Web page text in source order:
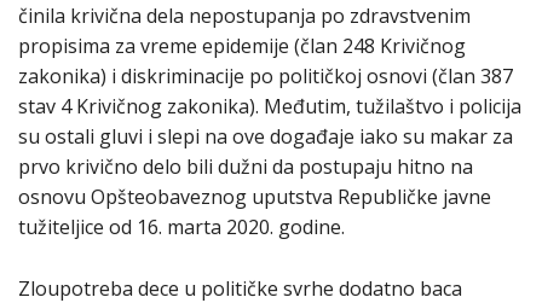
činila krivična dela nepostupanja po zdravstvenim
propisima za vreme epidemije (član 248 Krivičnog
zakonika) i diskriminacije po političkoj osnovi (član 387
stav 4 Krivičnog zakonika). Međutim, tužilaštvo i policija
su ostali gluvi i slepi na ove događaje iako su makar za
prvo krivično delo bili dužni da postupaju hitno na
osnovu Opšteobaveznog uputstva Republičke javne
tužiteljice od 16. marta 2020. godine.
Zloupotreba dece u političke svrhe dodatno baca